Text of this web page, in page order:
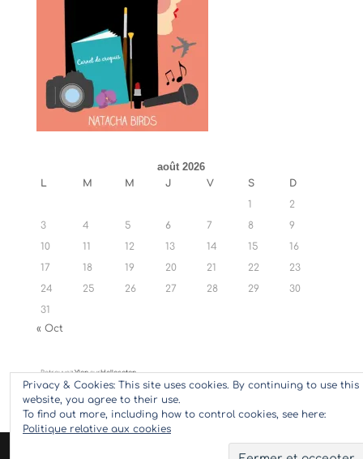
août 2026
L M M J V S
D
1
2
3
4 5 6 7 8
9
10
11 12 13 14 15
16
17
18 19 20 21 22
23
24
25 26 27 28 29
30
31
« Oct
RetrouvezYlansurHellocoton
Privacy & Cookies: This site uses cookies. By continuing to use this
website, you agree to their use.
To find out more, including how to control cookies, see here:
Politique relative aux cookies